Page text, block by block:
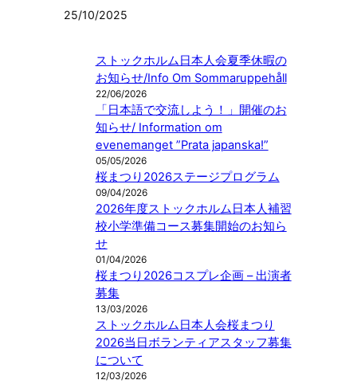
25/10/2025
ストックホルム日本人会夏季休暇の
お知らせ/Info Om Sommaruppehåll
22/06/2026
「日本語で交流しよう！」開催のお
知らせ/ Information om
evenemanget ”Prata japanska!”
05/05/2026
桜まつり2026ステージプログラム
09/04/2026
2026年度ストックホルム日本人補習
校小学準備コース募集開始のお知ら
せ
01/04/2026
桜まつり2026コスプレ企画 – 出演者
募集
13/03/2026
ストックホルム日本人会桜まつり
2026当日ボランティアスタッフ募集
について
12/03/2026